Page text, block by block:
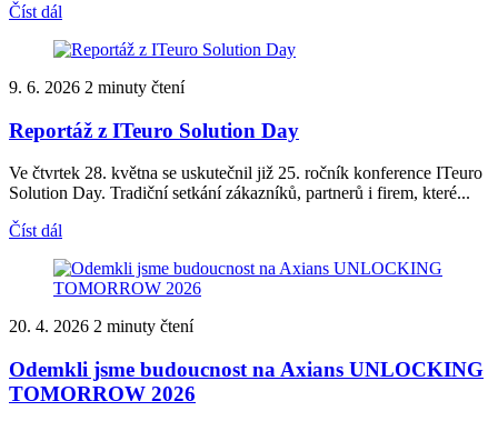
Číst dál
9. 6. 2026 2 minuty čtení
Reportáž z ITeuro Solution Day
Ve čtvrtek 28. května se uskutečnil již 25. ročník konference ITeuro
Solution Day. Tradiční setkání zákazníků, partnerů i firem, které...
Číst dál
20. 4. 2026 2 minuty čtení
Odemkli jsme budoucnost na Axians UNLOCKING
TOMORROW 2026